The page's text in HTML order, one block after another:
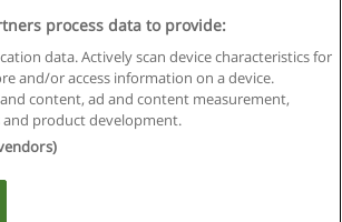
Regras de uso
Privacidade de dados
em contato com Educaedu
Business S.L. - CIF : B-95610580: -
process data to provide:
data. Actively scan device characteristics for
and/or access information on a device.
content, ad and content measurement,
and product development.